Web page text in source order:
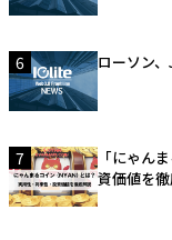
6 ローソン
7
「にゃん
資価値を